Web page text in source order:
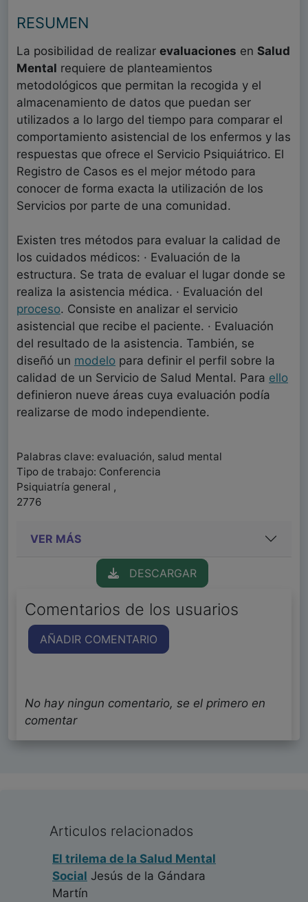
RESUMEN
La posibilidad de realizar evaluaciones en Salud
Mental requiere de planteamientos
metodológicos que permitan la recogida y el
almacenamiento de datos que puedan ser
utilizados a lo largo del tiempo para comparar el
comportamiento asistencial de los enfermos y las
respuestas que ofrece el Servicio Psiquiátrico. El
Registro de Casos es el mejor método para
conocer de forma exacta la utilización de los
Servicios por parte de una comunidad.
Existen tres métodos para evaluar la calidad de
los cuidados médicos: · Evaluación de la
estructura. Se trata de evaluar el lugar donde se
realiza la asistencia médica. · Evaluación del
proceso. Consiste en analizar el servicio
asistencial que recibe el paciente. · Evaluación
del resultado de la asistencia. También, se
diseñó un modelo para definir el perfil sobre la
calidad de un Servicio de Salud Mental. Para ello
definieron nueve áreas cuya evaluación podía
realizarse de modo independiente.
Palabras clave: evaluación, salud mental
Tipo de trabajo: Conferencia
Psiquiatría general ,
2776
VER MÁS
DESCARGAR
Comentarios de los usuarios
AÑADIR COMENTARIO
No hay ningun comentario, se el primero en
comentar
Articulos relacionados
El trilema de la Salud Mental
Social Jesús de la Gándara
Martín